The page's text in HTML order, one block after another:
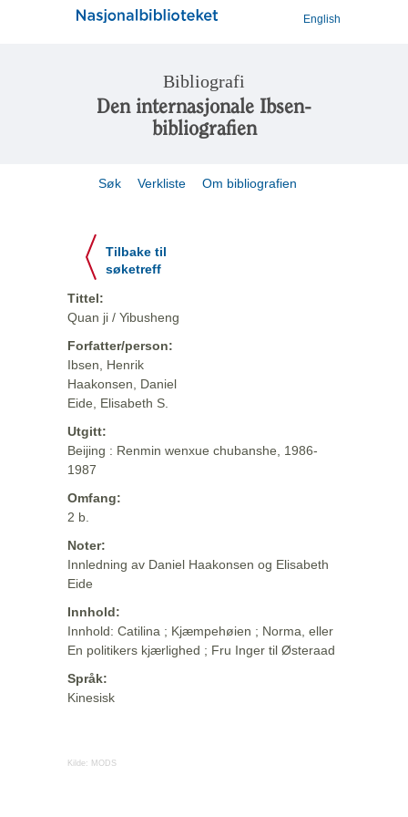
English
Bibliografi
Den internasjonale Ibsen-
bibliografien
Søk Verkliste Om bibliografien
Tilbake til
søketreff
Tittel:
Quan ji / Yibusheng
Forfatter/person:
Ibsen, Henrik
Haakonsen, Daniel
Eide, Elisabeth S.
Utgitt:
Beijing : Renmin wenxue chubanshe, 1986-
1987
Omfang:
2 b.
Noter:
Innledning av Daniel Haakonsen og Elisabeth
Eide
Innhold:
Innhold: Catilina ; Kjæmpehøien ; Norma, eller
En politikers kjærlighed ; Fru Inger til Østeraad
Språk:
Kinesisk
Kilde: MODS